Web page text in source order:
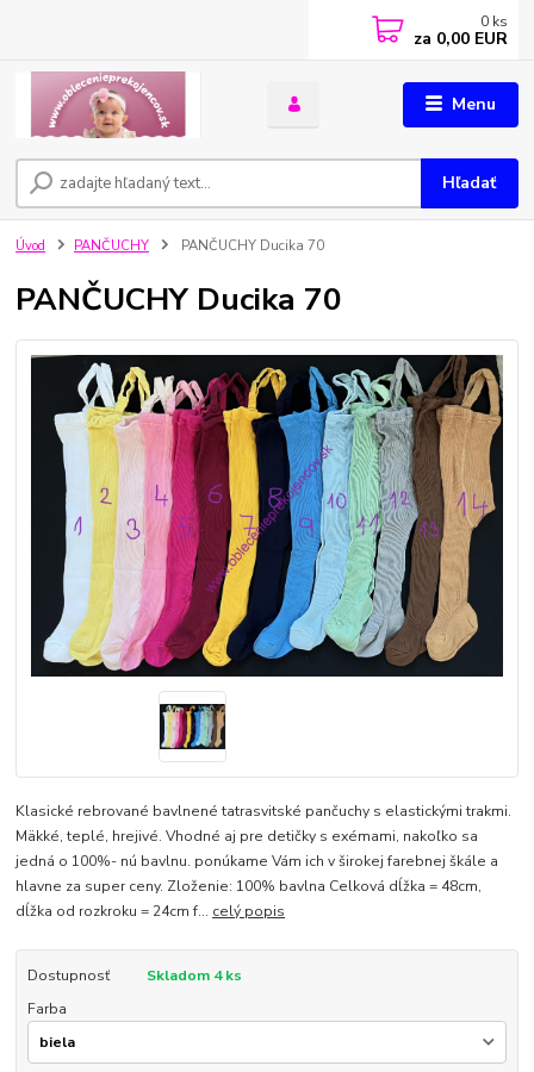
Menu
Hľadať
0 ks
za 0,00 EUR
Úvod PANČUCHY PANČUCHY Ducika 70
PANČUCHY Ducika 70
Klasické rebrované bavlnené tatrasvitské pančuchy s elastickými trakmi.
Mäkké, teplé, hrejivé. Vhodné aj pre detičky s exémami, nakoľko sa
jedná o 100%- nú bavlnu. ponúkame Vám ich v širokej farebnej škále a
hlavne za super ceny. Zloženie: 100% bavlna Celková dĺžka = 48cm,
dĺžka od rozkroku = 24cm f... celý popis
Dostupnosť
Skladom 4 ks
Farba